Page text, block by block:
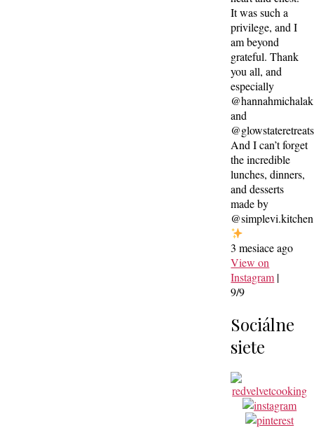
It was such a
privilege, and I
am beyond
grateful. Thank
you all, and
especially
@hannahmichalak
and
@glowstateretreats
And I can’t forget
the incredible
lunches, dinners,
and desserts
made by
@simplevi.kitchen
3 mesiace ago
View on
Instagram |
9/9
Sociálne
siete